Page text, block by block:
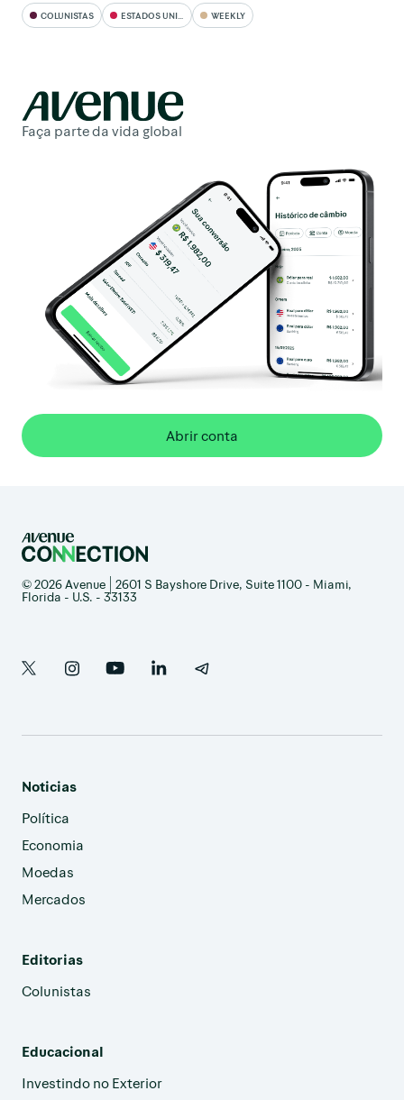
COLUNISTAS ESTADOS UNIDOS WEEKLY
Faça parte da vida global
Abrir conta
© 2026 Avenue | 2601 S Bayshore Drive, Suite 1100 - Miami,
Florida - U.S. - 33133
Noticias
Política
Economia
Moedas
Mercados
Editorias
Colunistas
Educacional
Investindo no Exterior